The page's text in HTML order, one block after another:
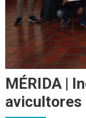
MÉRIDA |
avicultores